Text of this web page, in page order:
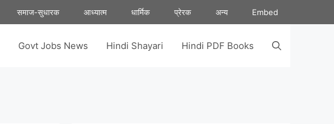
समाज-सुधारक आध्यात्म धार्मिक प्रेरक अन्य Embed
Govt Jobs News Hindi Shayari Hindi PDF Books